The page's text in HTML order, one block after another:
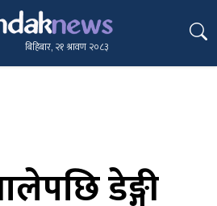
बिहिबार, २१ श्रावण २०८३
डेङ्गी